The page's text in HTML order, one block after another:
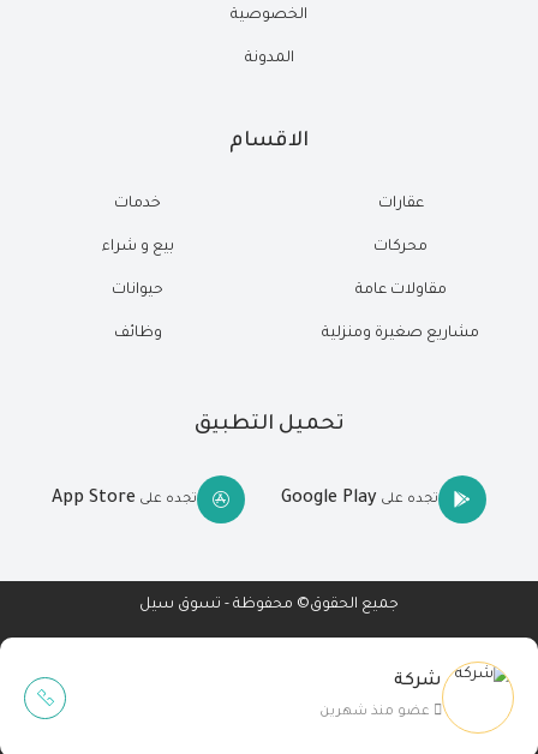
شركة
عضو منذ شهرين
الخصوصية
المدونة
الاقسام
عقارات
محركات
مقاولات عامة
مشاريع صغيرة ومنزلية
خدمات
بيع و شراء
حيوانات
وظائف
تحميل التطبيق
تجده على Google Play تجده على App Store
جميع الحقوق© محفوظة - تسوق سيل